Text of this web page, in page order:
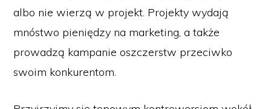
albo nie wierzą w projekt. Projekty wydają
mnóstwo pieniędzy na marketing, a także
prowadzą kampanie oszczerstw przeciwko
swoim konkurentom.